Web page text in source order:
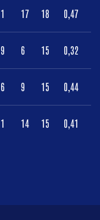
1 17 18 0,47
9 6 15 0,32
6 9 15 0,44
1 14 15 0,41